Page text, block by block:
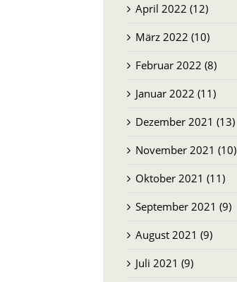
April 2022 (12)
März 2022 (10)
Februar 2022 (8)
Januar 2022 (11)
Dezember 2021 (13)
November 2021 (10)
Oktober 2021 (11)
September 2021 (9)
August 2021 (9)
Juli 2021 (9)